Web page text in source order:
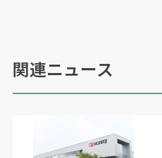
関連ニュース